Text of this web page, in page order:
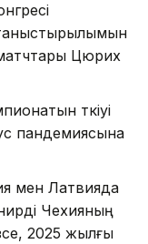
матчтары Цюрих
өткіуі
пандемиясына
мен Латвияда
Чехияның
2025 жылғы